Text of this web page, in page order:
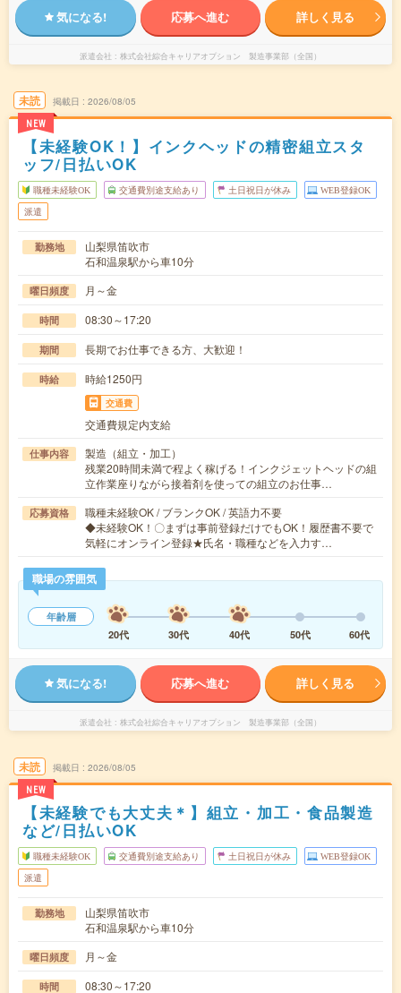
気になる! 応募へ進む 詳しく見る
派遣会社 株式会社綜合キャリアオプション 製造事業部（全国）
未読
NEW
掲載日 2026/08/05
【未経験OK！】インクヘッドの精密組立スタ
ッフ/日払いOK
職種未経験OK 交通費別途支給あり 土日祝日が休み WEB登録OK
派遣
勤務地
山梨県笛吹市
石和温泉駅から車10分
曜日頻度 月～金
時間 08:30～17:20
期間 長期でお仕事できる方、大歓迎！
時給 時給1250円
交通費
交通費規定内支給
仕事内容
製造（組立・加工）
残業20時間未満で程よく稼げる！インクジェットヘッドの組
立作業座りながら接着剤を使っての組立のお仕事…
応募資格
職種未経験OK / ブランクOK / 英語力不要
◆未経験OK！〇まずは事前登録だけでもOK！履歴書不要で
気軽にオンライン登録★氏名・職種などを入力す…
職場の雰囲気
年齢層
20代
30代 40代 50代 60代
気になる! 応募へ進む 詳しく見る
派遣会社 株式会社綜合キャリアオプション 製造事業部（全国）
未読
NEW
掲載日 2026/08/05
【未経験でも大丈夫＊】組立・加工・食品製造
など/日払いOK
職種未経験OK 交通費別途支給あり 土日祝日が休み WEB登録OK
派遣
勤務地
山梨県笛吹市
石和温泉駅から車10分
曜日頻度 月～金
時間 08:30～17:20